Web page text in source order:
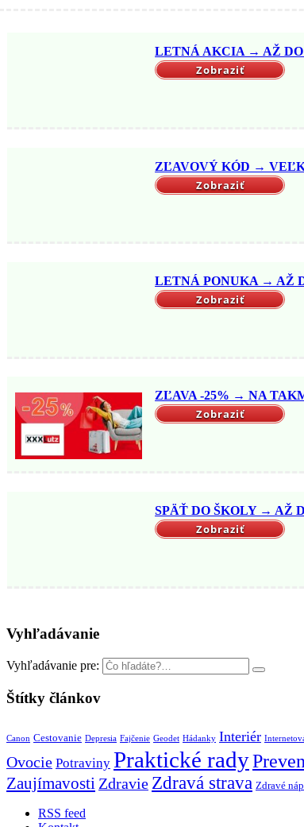
LETNÁ AKCIA → AŽ DO
Zobraziť
ZĽAVOVÝ KÓD →
Zobraziť
LETNÁ PONUKA → AŽ
Zobraziť
ZĽAVA -25% → NA
Zobraziť
SPÄŤ DO ŠKOLY → AŽ
Zobraziť
Vyhľadávanie
Vyhľadávanie pre:
Štítky článkov
Canon Cestovanie Depresia Fajčenie Geodet Hádanky Interiér
Ovocie Potraviny Praktické rady
Zaujímavosti Zdravie Zdravá strava Zdravé
RSS feed